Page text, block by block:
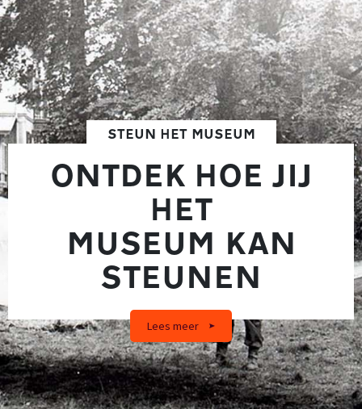
STEUN HET MUSEUM
ONTDEK HOE JIJ
HET
MUSEUM KAN
STEUNEN
Lees meer